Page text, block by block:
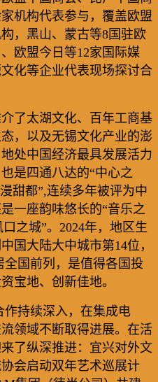
机构代表参与，覆盖欧盟
，黑山、蒙古等8国驻欧
欧盟今日等12家国际媒
化等企业代表现场探讨合
了太湖文化、百年工商基
，以及无锡文化产业的澎
处中国经济最具发展活力
是四通八达的“中心之
甜都”,连续多年被评为中
一座韵味悠长的“音乐之
之城”。 2024年，地区生
国大陆大中城市第14位，
全国前列，是值得各国投
宝地、创新佳地。
持续深入，在集成电
领域不断取得进展。在活
了纵深推进：宜兴对外文
会启动双年艺术巡展计